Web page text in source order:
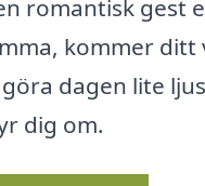
romantisk gest
kommer ditt
dagen lite
dig om.